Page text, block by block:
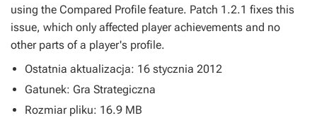
using the Compared Profile feature. Patch 1.2.1 fixes this
issue, which only affected player achievements and no
other parts of a player's profile.
Ostatnia aktualizacja: 16 stycznia 2012
Gatunek: Gra Strategiczna
Rozmiar pliku: 16.9 MB